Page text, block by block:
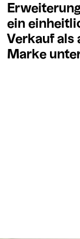
ein
Verkauf als
Marke